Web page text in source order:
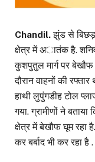
Chandil.झुंड से
क्षेत्र में अातंक है.
कुशपुतुल मार्ग पर
दौरान वाहनों की
हाथी लुपुंगडीह टोल
गया. ग्रामीणों ने
क्षेत्र में बेखौफ घूम रहा
कर बर्बाद भी कर रहा है .